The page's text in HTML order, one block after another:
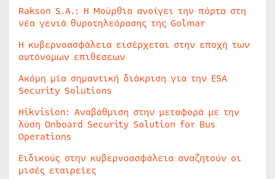
Rakson S.A.: Η Μούρθια ανοίγει την πόρτα στη
νέα γενιά θυροτηλεόρασης της Golmar
Η κυβερνοασφάλεια εισέρχεται στην εποχή των
αυτόνομων επιθέσεων
Ακόμη μία σημαντική διάκριση για την ESA
Security Solutions
Hikvision: Αναβάθμιση στην μεταφορά με την
λύση Onboard Security Solution for Bus
Operations
Ειδικούς στην κυβερνοασφάλεια αναζητούν οι
μισές εταιρείες